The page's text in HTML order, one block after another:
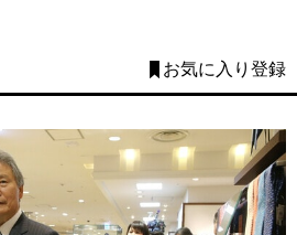
お気に入り登録